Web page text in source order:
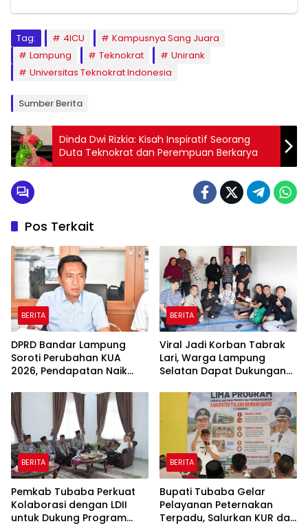
Tag: 4ICU
Kampusnya Sang Juara
Lampung
Teknokrat
Unirank
Universitas Teknokrat Indonesia
Sumber Berita
Dinda Dwi Rizkia: Kisah Inspiratif Seorang
Duta Teknokrat dan Perempuan Berkarya
Pos Terkait
BERITA
DPRD Bandar Lampung
Soroti Perubahan KUA
2026, Pendapatan Naik
Dipangkas
BERITA
Viral Jadi Korban Tabrak
Lari, Warga Lampung
Selatan Dapat Dukungan
Influencer
BERITA
Pemkab Tubaba Perkuat
Kolaborasi dengan LDII
untuk Dukung Program
BERITA
Bupati Tubaba Gelar
Pelayanan Peternakan
Terpadu, Salurkan KUR dan